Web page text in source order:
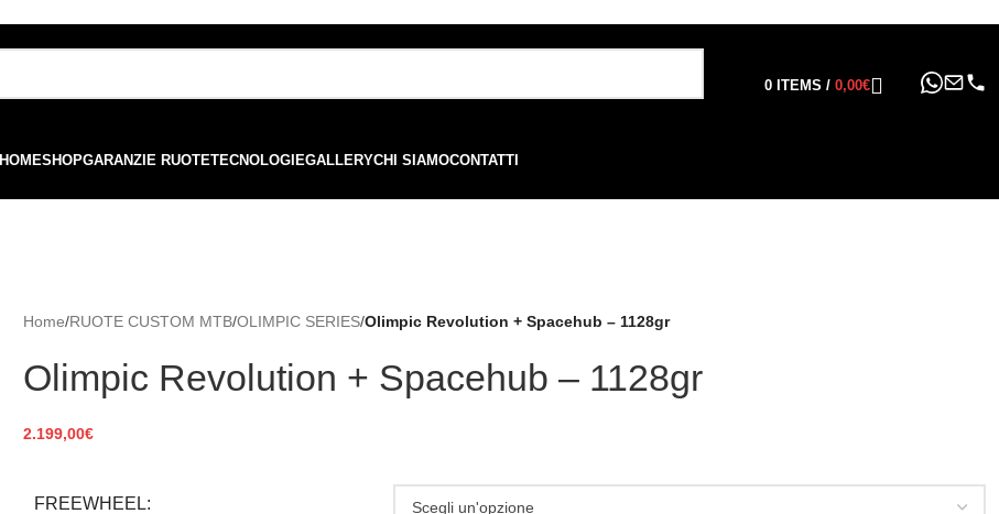
0 ITEMS / 0,00€
HOMESHOPGARANZIE RUOTETECNOLOGIEGALLERYCHI SIAMOCONTATTI
Home/RUOTE CUSTOM MTB/OLIMPIC SERIES/Olimpic Revolution + Spacehub – 1128gr
Olimpic Revolution + Spacehub – 1128gr
2.199,00€
FREEWHEEL: